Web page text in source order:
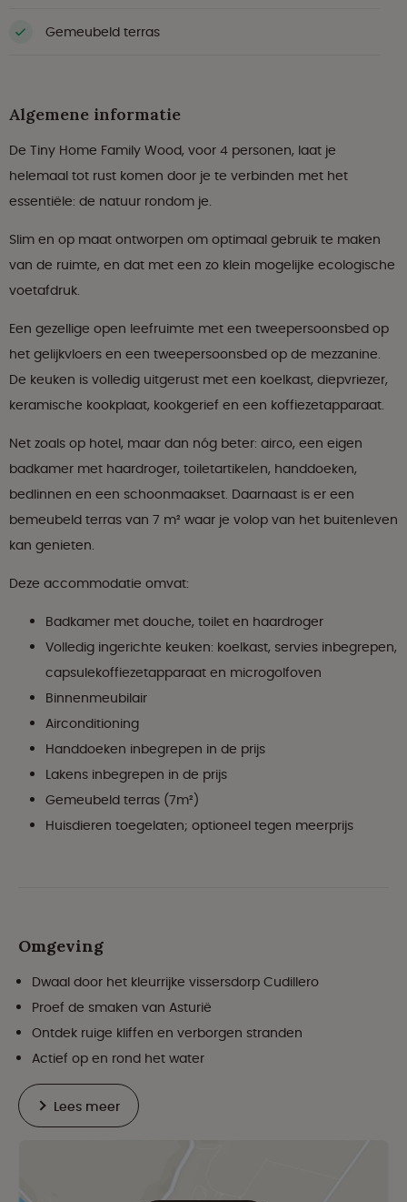
Gemeubeld terras
Algemene informatie
De Tiny Home Family Wood, voor 4 personen, laat je
helemaal tot rust komen door je te verbinden met het
essentiële: de natuur rondom je.
Slim en op maat ontworpen om optimaal gebruik te maken
van de ruimte, en dat met een zo klein mogelijke ecologische
voetafdruk.
Een gezellige open leefruimte met een tweepersoonsbed op
het gelijkvloers en een tweepersoonsbed op de mezzanine.
De keuken is volledig uitgerust met een koelkast, diepvriezer,
keramische kookplaat, kookgerief en een koffiezetapparaat.
Net zoals op hotel, maar dan nóg beter: airco, een eigen
badkamer met haardroger, toiletartikelen, handdoeken,
bedlinnen en een schoonmaakset. Daarnaast is er een
bemeubeld terras van 7 m² waar je volop van het buitenleven
kan genieten.
Deze accommodatie omvat:
Badkamer met douche, toilet en haardroger
Volledig ingerichte keuken: koelkast, servies inbegrepen,
capsulekoffiezetapparaat en microgolfoven
Binnenmeubilair
Airconditioning
Handdoeken inbegrepen in de prijs
Lakens inbegrepen in de prijs
Gemeubeld terras (7m²)
Huisdieren toegelaten; optioneel tegen meerprijs
Omgeving
Dwaal door het kleurrijke vissersdorp Cudillero
Proef de smaken van Asturië
Ontdek ruige kliffen en verborgen stranden
Actief op en rond het water
Lees meer